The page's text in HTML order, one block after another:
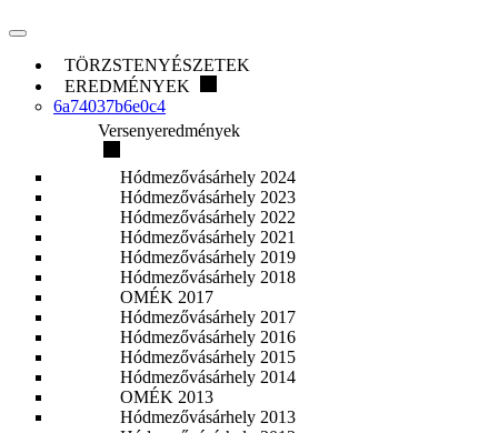
TÖRZSTENYÉSZETEK
EREDMÉNYEK
6a74037b6e0c4
Versenyeredmények
Hódmezővásárhely 2024
Hódmezővásárhely 2023
Hódmezővásárhely 2022
Hódmezővásárhely 2021
Hódmezővásárhely 2019
Hódmezővásárhely 2018
OMÉK 2017
Hódmezővásárhely 2017
Hódmezővásárhely 2016
Hódmezővásárhely 2015
Hódmezővásárhely 2014
OMÉK 2013
Hódmezővásárhely 2013